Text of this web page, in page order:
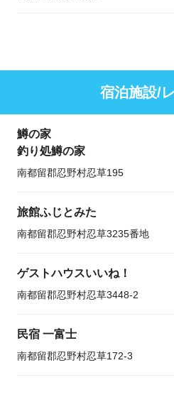
宿泊施設/
鱒の家
釣り処鱒の家
南都留郡忍野村忍草195
旅館ふじとみた
南都留郡忍野村忍草3235番地
ゲストハウスいいね！
南都留郡忍野村忍草3448-2
民宿 一富士
南都留郡忍野村忍草172-3